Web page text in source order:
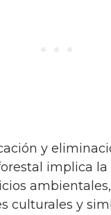
y
implica la
culturales y